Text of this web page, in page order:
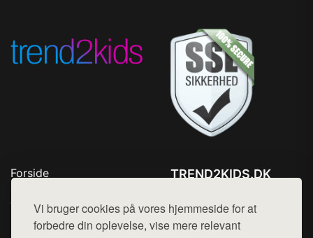
Vi bruger cookies på vores hjemmeside for at
forbedre din oplevelse, vise mere relevant
Forside
Top Rabatter
Blog
TREND2KIDS.DK
Mail: hej@want.dk